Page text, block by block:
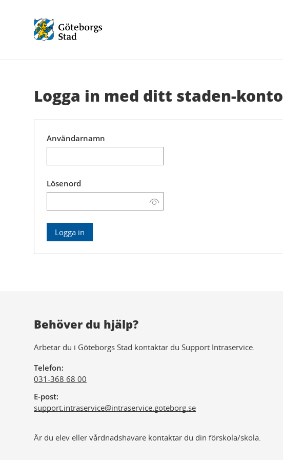
Logga in med ditt staden-konto
Användarnamn
Lösenord
Visa
lösenord
Behöver du hjälp?
Arbetar du i Göteborgs Stad kontaktar du Support Intraservice.
Telefon
031-368 68 00
E-post
support.intraservice@intraservice.goteborg.se
Är du elev eller vårdnadshavare kontaktar du din förskola/skola.